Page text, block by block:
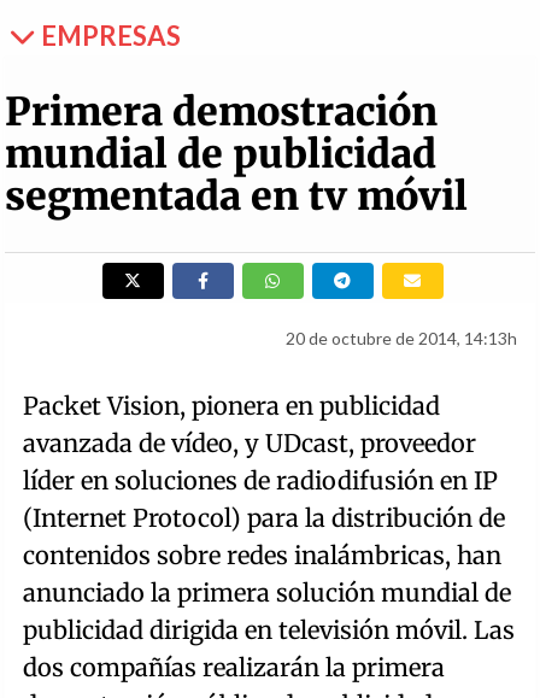
EMPRESAS
Primera demostración
mundial de publicidad
segmentada en tv móvil
20 de octubre de 2014, 14:13h
Packet Vision, pionera en publicidad
avanzada de vídeo, y UDcast, proveedor
líder en soluciones de radiodifusión en IP
(Internet Protocol) para la distribución de
contenidos sobre redes inalámbricas, han
anunciado la primera solución mundial de
publicidad dirigida en televisión móvil. Las
dos compañías realizarán la primera